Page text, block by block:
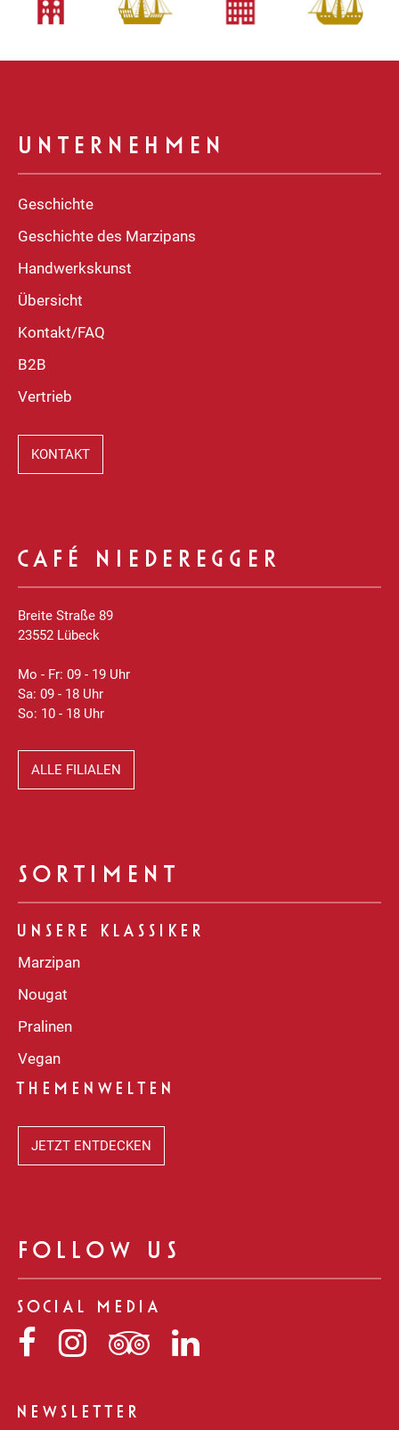
UNTERNEHMEN
Geschichte
Geschichte des Marzipans
Handwerkskunst
Übersicht
Kontakt/FAQ
B2B
Vertrieb
KONTAKT
CAFÉ NIEDEREGGER
Breite Straße 89
23552 Lübeck
Mo - Fr: 09 - 19 Uhr
Sa: 09 - 18 Uhr
So: 10 - 18 Uhr
ALLE FILIALEN
SORTIMENT
UNSERE KLASSIKER
Marzipan
Nougat
Pralinen
Vegan
THEMENWELTEN
JETZT ENTDECKEN
FOLLOW US
SOCIAL MEDIA
NiedereggerNiederegger
auf
Niederegger
auf
NEWSLETTER